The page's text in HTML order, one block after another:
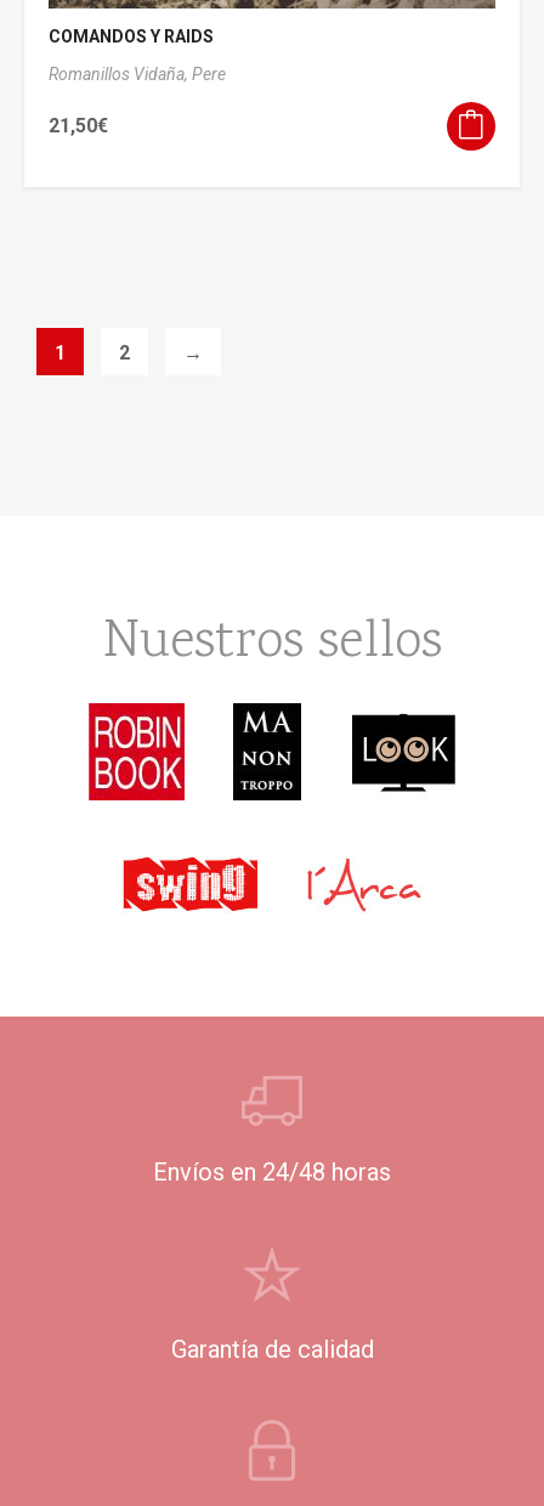
COMANDOS Y RAIDS
Romanillos Vidaña, Pere
21,50€
1 2 →
Nuestros sellos
Envíos en 24/48 horas
Garantía de calidad